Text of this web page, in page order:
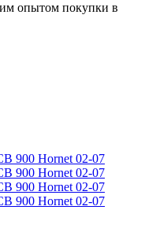
опытом покупки в